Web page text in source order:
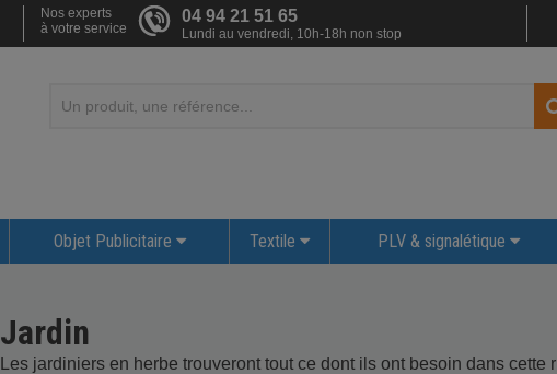
Nos experts
à votre service
04 94 21 51 65
Lundi au vendredi, 10h-18h non stop
Objet Publicitaire Textile PLV & signalétique
Jardin
Les jardiniers en herbe trouveront tout ce dont ils ont besoin dans cette